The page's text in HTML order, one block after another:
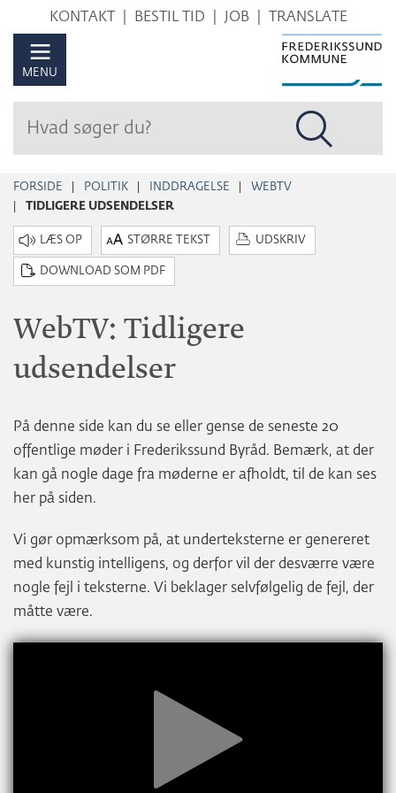
Hop
KONTAKT BESTIL TID JOB TRANSLATE
MENU
FORSIDE POLITIK INDDRAGELSE
WEBTV
TIDLIGERE UDSENDELSER
STØRRE TEKST UDSKRIV
DOWNLOAD SOM PDF
WebTV: Tidligere
udsendelser
På denne side kan du se eller gense de seneste 20
offentlige møder i Frederikssund Byråd. Bemærk, at der
kan gå nogle dage fra møderne er afholdt, til de kan ses
her på siden.
Vi gør opmærksom på, at underteksterne er genereret
med kunstig intelligens, og derfor vil der desværre være
nogle fejl i teksterne. Vi beklager selvfølgelig de fejl, der
måtte være.